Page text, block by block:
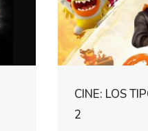
CINE: LOS
2